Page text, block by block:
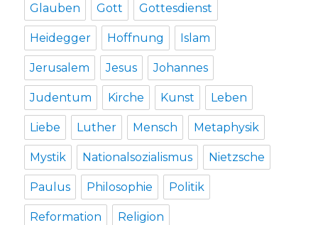
Glauben Gott Gottesdienst
Heidegger Hoffnung Islam
Jerusalem Jesus Johannes
Judentum Kirche Kunst Leben
Liebe Luther Mensch Metaphysik
Mystik Nationalsozialismus Nietzsche
Paulus Philosophie Politik
Reformation Religion